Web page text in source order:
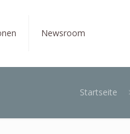
Newsroom
Startseite